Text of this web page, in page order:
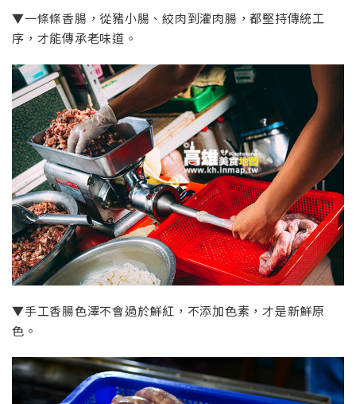
▼一條條香腸，從豬小腸、絞肉到灌肉腸，都堅持傳統工
序，才能傳承老味道。
▼手工香腸色澤不會過於鮮紅，不添加色素，才是新鮮原
色。